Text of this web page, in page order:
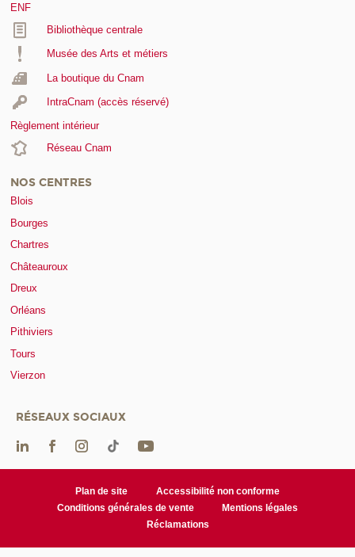
ENF
Bibliothèque centrale
Musée des Arts et métiers
La boutique du Cnam
IntraCnam (accès réservé)
Règlement intérieur
Réseau Cnam
NOS CENTRES
Blois
Bourges
Chartres
Châteauroux
Dreux
Orléans
Pithiviers
Tours
Vierzon
RÉSEAUX SOCIAUX
Plan de site
Accessibilité non conforme
Conditions générales de vente
Mentions légales
Réclamations